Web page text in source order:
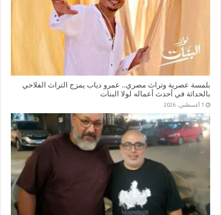
بلمسة عصرية وتراث مصري.. عمرو دياب يمزج التراث الفلاحي
بالحداثة في أحدث أعماله لولا البنات
1 أغسطس، 2026